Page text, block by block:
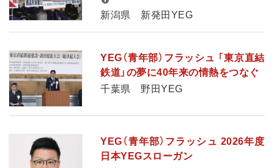
新潟県 新発田YEG
YEG（青年部）フラッシュ 「東京直結
鉄道」の夢に40年来の情熱をつなぐ
千葉県 野田YEG
YEG（青年部）フラッシュ 2026年度
日本YEGスローガン